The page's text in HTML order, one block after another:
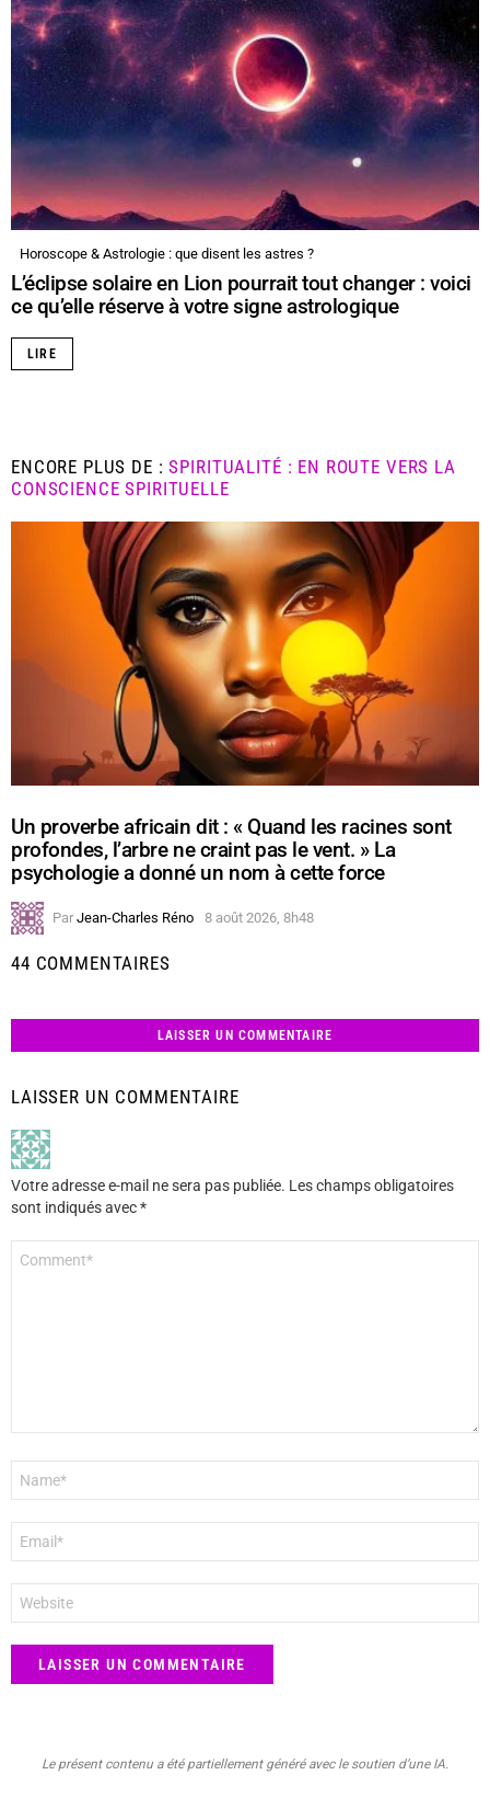
Horoscope & Astrologie : que disent les astres ?
L’éclipse solaire en Lion pourrait tout changer : voici
ce qu’elle réserve à votre signe astrologique
LIRE
ENCORE PLUS DE :SPIRITUALITÉ : EN ROUTE VERS LA
CONSCIENCE SPIRITUELLE
Un proverbe africain dit : « Quand les racines sont
profondes, l’arbre ne craint pas le vent. » La
psychologie a donné un nom à cette force
Par Jean-Charles Réno 8 août 2026, 8h48
44 COMMENTAIRES
LAISSER UN COMMENTAIRE
LAISSER UN COMMENTAIRE
Votre adresse e-mail ne sera pas publiée. Les champs obligatoires
sont indiqués avec*
mail
*
web
Le présent contenu a été partiellement généré avec le soutien d’une IA.